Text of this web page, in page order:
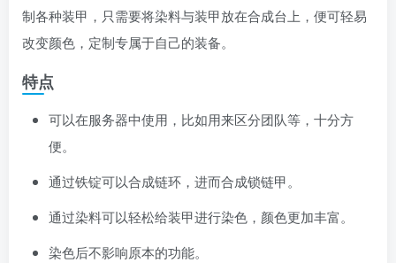
制各种装甲，只需要将染料与装甲放在合成台上，便可轻易
改变颜色，定制专属于自己的装备。
特点
可以在服务器中使用，比如用来区分团队等，十分方
便。
通过铁锭可以合成链环，进而合成锁链甲。
通过染料可以轻松给装甲进行染色，颜色更加丰富。
染色后不影响原本的功能。